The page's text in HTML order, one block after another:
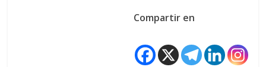
Compartir en